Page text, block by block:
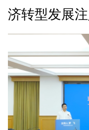
济转型发展注